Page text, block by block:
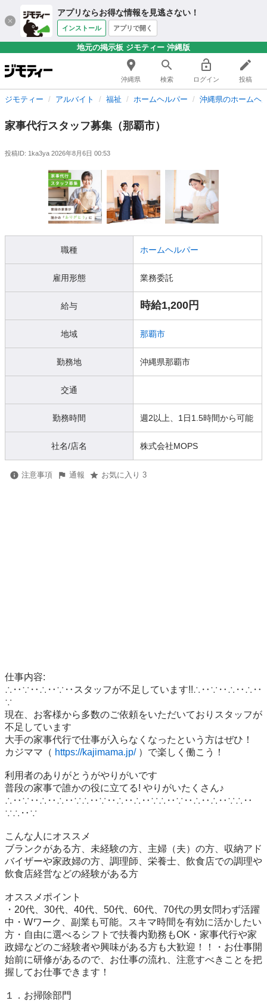
アプリならお得な情報を見逃さない！
インストール アプリで開く
地元の掲示板 ジモティー 沖縄版
沖縄県 検索 ログイン 投稿
ジモティー アルバイト 福祉 ホームヘルパー 沖縄県のホームヘ
家事代行スタッフ募集（那覇市）
投稿ID: 1ka3ya 2026年8月6日 00:53
職種 ホームヘルパー
雇用形態 業務委託
給与 時給1,200円
地域 那覇市
勤務地 沖縄県那覇市
交通
勤務時間 週2以上、1日1.5時間から可能
社名/店名 株式会社MOPS
注意事項 通報 お気に入り 3
仕事内容:
∴‥∵‥∴‥∵‥スタッフが不足しています!!∴‥∵‥∴‥∴‥
∵
現在、お客様から多数のご依頼をいただいておりスタッフが
不足しています
大手の家事代行で仕事が入らなくなったという方はぜひ！
カジママ（ https://kajimama.jp/ ）で楽しく働こう！
利用者のありがとうがやりがいです
普段の家事で誰かの役に立てる! やりがいたくさん♪
∴‥∵‥∴‥∴‥∵∴‥∵‥∴‥∴‥∵∴‥∵‥∴‥∴‥∵∴‥
∵∴‥∵
こんな人にオススメ
ブランクがある方、未経験の方、主婦（夫）の方、収納アド
バイザーや家政婦の方、調理師、栄養士、飲食店での調理や
飲食店経営などの経験がある方
オススメポイント
・20代、30代、40代、50代、60代、70代の男女問わず活躍
中・Wワーク、副業も可能。スキマ時間を有効に活かしたい
方・自由に選べるシフトで扶養内勤務もOK・家事代行や家
政婦などのご経験者や興味がある方も大歓迎！！・お仕事開
始前に研修があるので、お仕事の流れ、注意すべきことを把
握してお仕事できます！
１．お掃除部門